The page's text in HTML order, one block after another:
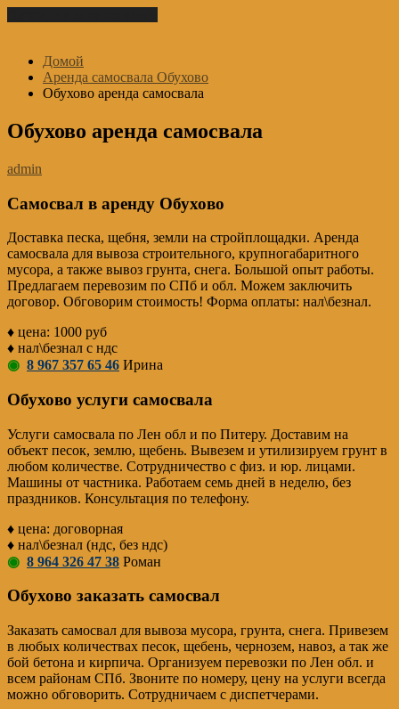
Домой
Аренда самосвала Обухово
Обухово аренда самосвала
Обухово аренда самосвала
admin
Самосвал в аренду Обухово
Доставка песка, щебня, земли на стройплощадки. Аренда
самосвала для вывоза строительного, крупногабаритного
мусора, а также вывоз грунта, снега. Большой опыт работы.
Предлагаем перевозим по СПб и обл. Можем заключить
договор. Обговорим стоимость! Форма оплаты: нал\безнал.
♦ цена: 1000 руб
♦ нал\безнал с ндс
◉ 8 967 357 65 46 Ирина
Обухово услуги самосвала
Услуги самосвала по Лен обл и по Питеру. Доставим на
объект песок, землю, щебень. Вывезем и утилизируем грунт в
любом количестве. Сотрудничество с физ. и юр. лицами.
Машины от частника. Работаем семь дней в неделю, без
праздников. Консультация по телефону.
♦ цена: договорная
♦ нал\безнал (ндс, без ндс)
◉ 8 964 326 47 38 Роман
Обухово заказать самосвал
Заказать самосвал для вывоза мусора, грунта, снега. Привезем
в любых количествах песок, щебень, чернозем, навоз, а так же
бой бетона и кирпича. Организуем перевозки по Лен обл. и
всем районам СПб. Звоните по номеру, цену на услуги всегда
можно обговорить. Сотрудничаем с диспетчерами.